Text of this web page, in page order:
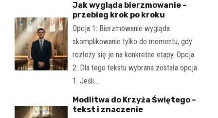
Jak wygląda bierzmowanie –
przebieg krok po kroku
Opcja 1: Bierzmowanie wygląda
skomplikowanie tylko do momentu, gdy
rozłoży się je na konkretne etapy. Opcja
2: Dla tego tekstu wybrana została opcja
1. Jeśli…
Modlitwa do Krzyża Świętego –
tekst i znaczenie